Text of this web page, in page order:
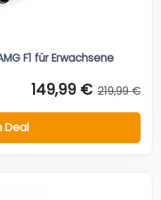
F1 für Erwachsene
149,99 € 219,99 €
Deal